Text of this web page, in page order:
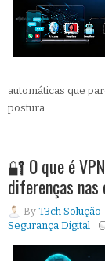
automáticas que
postura...
🔐 O que é
diferenças nas
By T3ch Solução
Segurança Digital